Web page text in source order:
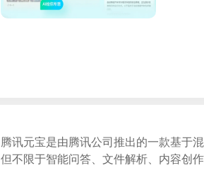
腾讯元宝是由腾讯公司推出的一款基于
但不限于智能问答、文件解析、内容创